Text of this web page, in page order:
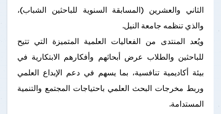
الثاني والعشرين (المسابقة السنوية للباحثين الشباب)،
والذي تنظمه جامعة النيل.
ويُعد المنتدى من الفعاليات العلمية المتميزة التي تتيح
للباحثين والطلاب عرض أبحاثهم وأفكارهم الابتكارية في
بيئة أكاديمية تنافسية، بما يسهم في دعم الإبداع العلمي
وربط مخرجات البحث العلمي باحتياجات المجتمع والتنمية
المستدامة.